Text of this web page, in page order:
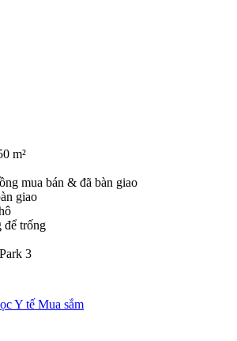
m²
mua bán & đã bàn giao
giao
để trống
3
Y tế Mua sắm